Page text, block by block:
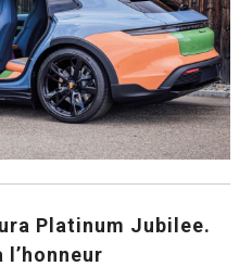
Platinum Jubilee.
l’honneur